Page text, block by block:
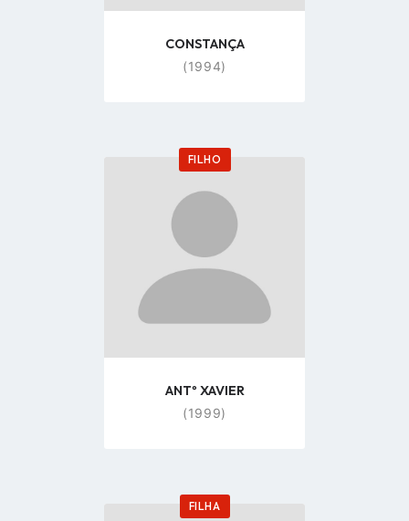
CONSTANÇA
(1994)
FILHO
Go
profile
page
ANTº XAVIER
(1999)
FILHA
Go